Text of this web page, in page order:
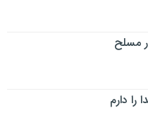
را دارم